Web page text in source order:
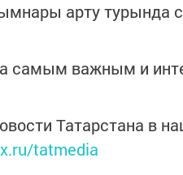
арту турында
самым важным и
Татарстана в
tatmedia